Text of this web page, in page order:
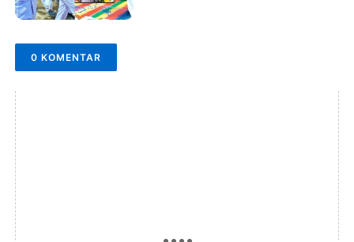
0 KOMENTAR